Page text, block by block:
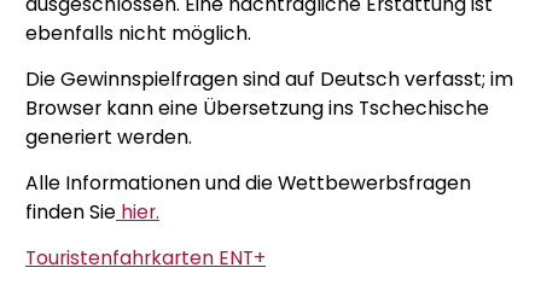
ebenfalls nicht möglich.
Die Gewinnspielfragen sind auf Deutsch verfasst; im
Browser kann eine Übersetzung ins Tschechische
generiert werden.
Alle Informationen und die Wettbewerbsfragen
finden Sie hier.
Touristenfahrkarten ENT+